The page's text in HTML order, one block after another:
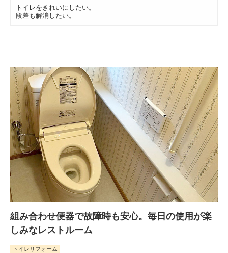
トイレをきれいにしたい。
段差も解消したい。
組み合わせ便器で故障時も安心。毎日の使用が楽
しみなレストルーム
トイレリフォーム